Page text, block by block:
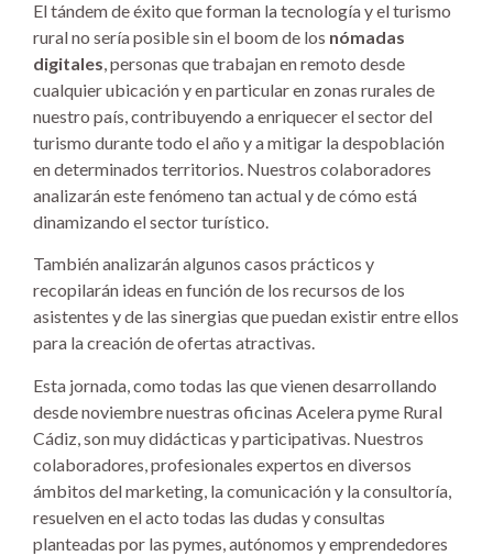
El tándem de éxito que forman la tecnología y el turismo
rural no sería posible sin el boom de los nómadas
digitales, personas que trabajan en remoto desde
cualquier ubicación y en particular en zonas rurales de
nuestro país, contribuyendo a enriquecer el sector del
turismo durante todo el año y a mitigar la despoblación
en determinados territorios. Nuestros colaboradores
analizarán este fenómeno tan actual y de cómo está
dinamizando el sector turístico.
También analizarán algunos casos prácticos y
recopilarán ideas en función de los recursos de los
asistentes y de las sinergias que puedan existir entre ellos
para la creación de ofertas atractivas.
Esta jornada, como todas las que vienen desarrollando
desde noviembre nuestras oficinas Acelera pyme Rural
Cádiz, son muy didácticas y participativas. Nuestros
colaboradores, profesionales expertos en diversos
ámbitos del marketing, la comunicación y la consultoría,
resuelven en el acto todas las dudas y consultas
planteadas por las pymes, autónomos y emprendedores